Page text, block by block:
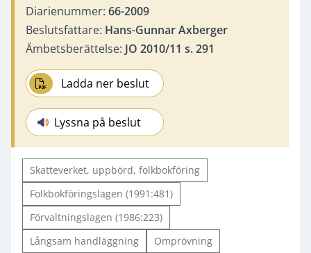
Diarienummer: 66-2009
Beslutsfattare: Hans-Gunnar Axberger
Ämbetsberättelse: JO 2010/11 s. 291
Ladda ner beslut
Lyssna på beslut
Skatteverket, uppbörd, folkbokföring
Folkbokföringslagen (1991:481)
Förvaltningslagen (1986:223)
Långsam handläggning
Omprövning